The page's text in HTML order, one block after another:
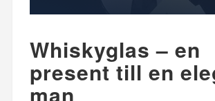
Whiskyglas – en
present till en
man